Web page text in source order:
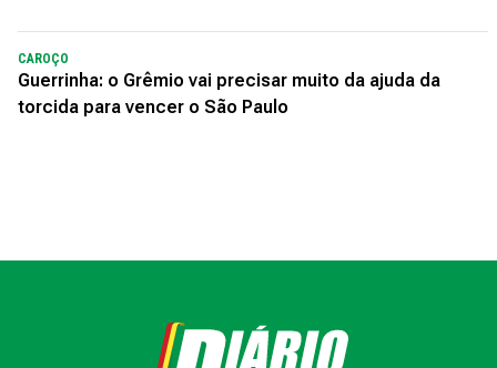
CAROÇO
Guerrinha: o Grêmio vai precisar muito da ajuda da
torcida para vencer o São Paulo